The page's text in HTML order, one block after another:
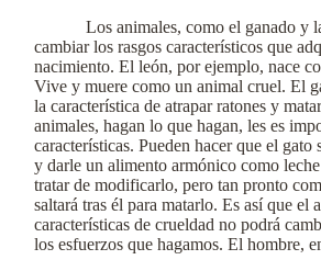
Los animales, como el ganado y
cambiar los rasgos característicos que
nacimiento. El león, por ejemplo, nace
Vive y muere como un animal cruel. El
la característica de atrapar ratones y
animales, hagan lo que hagan, les es
características. Pueden hacer que el gato
y darle un alimento armónico como
tratar de modificarlo, pero tan pronto
saltará tras él para matarlo. Es así que el
características de crueldad no podrá
los esfuerzos que hagamos. El hombre,